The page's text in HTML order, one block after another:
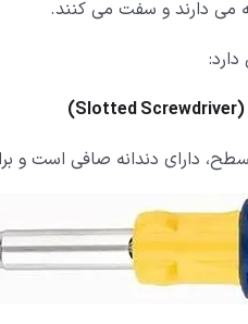
می دارند و سفت می کنند.
(
Slotted Screwdriver
)
دارای دندانه صافی است و